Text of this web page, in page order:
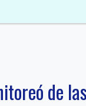
de